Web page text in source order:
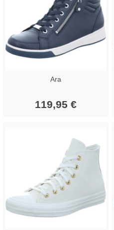
Ara
119,95 €